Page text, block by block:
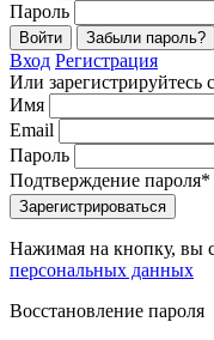
Пароль
Войти Забыли пароль?
Вход Регистрация
Или
Имя
Email
Пароль
Подтверждение пароля*
Зарегистрироваться
Нажимая на кнопку, вы
персональных данных
Восстановление пароля